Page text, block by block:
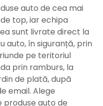
auto de cea mai
top, iar echipa
sunt livrate direct la
auto, în siguranță, prin
pe teritoriul
prin ramburs, la
de plată, după
email. Alege
produse auto de